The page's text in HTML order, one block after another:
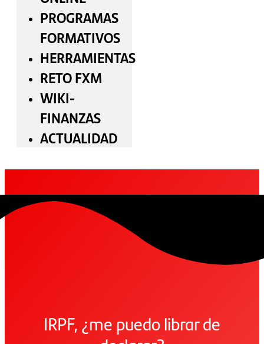
PROGRAMAS
FORMATIVOS
HERRAMIENTAS
RETO FXM
WIKI-
FINANZAS
ACTUALIDAD
IRPF, ¿me puedo librar de